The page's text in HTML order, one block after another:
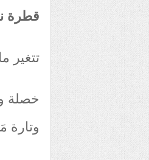
قطرة
تتغير
خصلة
وتارة